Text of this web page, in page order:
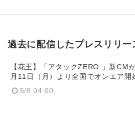
過去に配信したプレスリリー
【花王】「アタックZERO 」新CM
月11日（月）より全国でオンエア開
5/8 04:00